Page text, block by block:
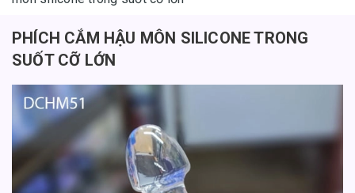
PHÍCH CẮM HẬU MÔN SILICONE TRONG
SUỐT CỠ LỚN